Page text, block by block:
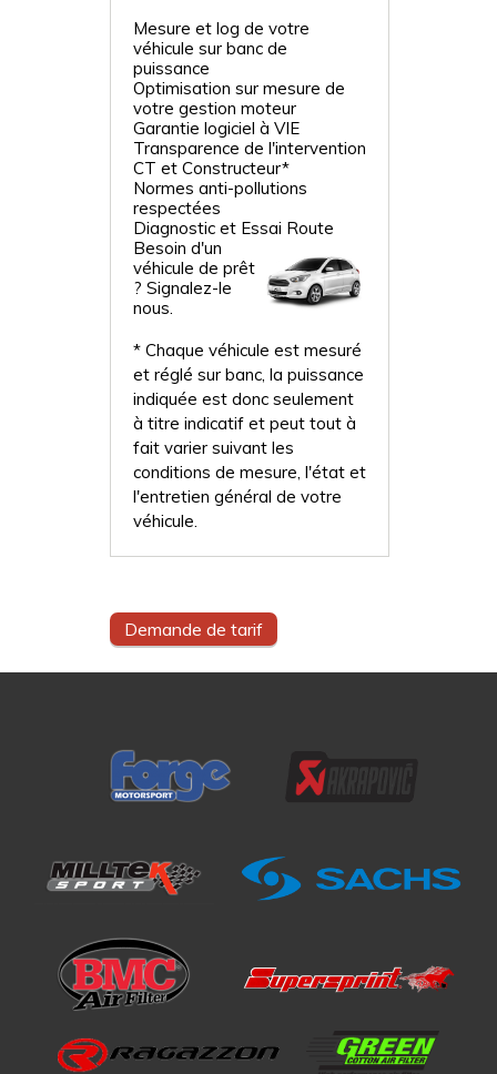
Mesure et log de votre
véhicule sur banc de
puissance
Optimisation sur mesure de
votre gestion moteur
Garantie logiciel à VIE
Transparence de l'intervention
CT et Constructeur*
Normes anti-pollutions
respectées
Diagnostic et Essai Route
Besoin d'un
véhicule de prêt
? Signalez-le
nous.
* Chaque véhicule est mesuré
et réglé sur banc, la puissance
indiquée est donc seulement
à titre indicatif et peut tout à
fait varier suivant les
conditions de mesure, l'état et
l'entretien général de votre
véhicule.
Demande de tarif